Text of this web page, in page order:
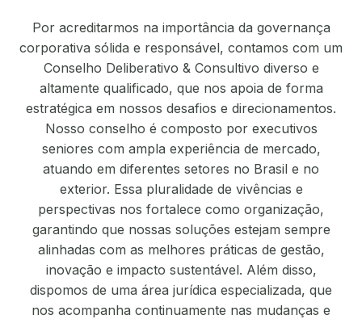
Por acreditarmos na importância da governança
corporativa sólida e responsável, contamos com um
Conselho Deliberativo & Consultivo diverso e
altamente qualificado, que nos apoia de forma
estratégica em nossos desafios e direcionamentos.
Nosso conselho é composto por executivos
seniores com ampla experiência de mercado,
atuando em diferentes setores no Brasil e no
exterior. Essa pluralidade de vivências e
perspectivas nos fortalece como organização,
garantindo que nossas soluções estejam sempre
alinhadas com as melhores práticas de gestão,
inovação e impacto sustentável. Além disso,
dispomos de uma área jurídica especializada, que
nos acompanha continuamente nas mudanças e